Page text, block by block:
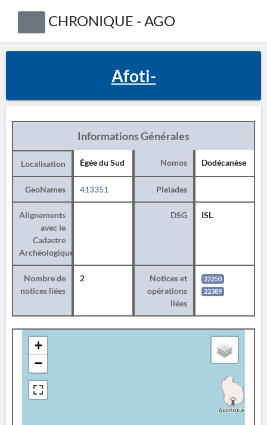
CHRONIQUE - AGO
Afoti-
Informations Générales
Localisation Égée du Sud Nomos Dodécanèse
GeoNames 413351 Pleiades
Alignements
avec le
Cadastre
Archéologique
DSG ISL
Nombre de
notices liées
2
Notices et
opérations
liées
22250
22389
+
−